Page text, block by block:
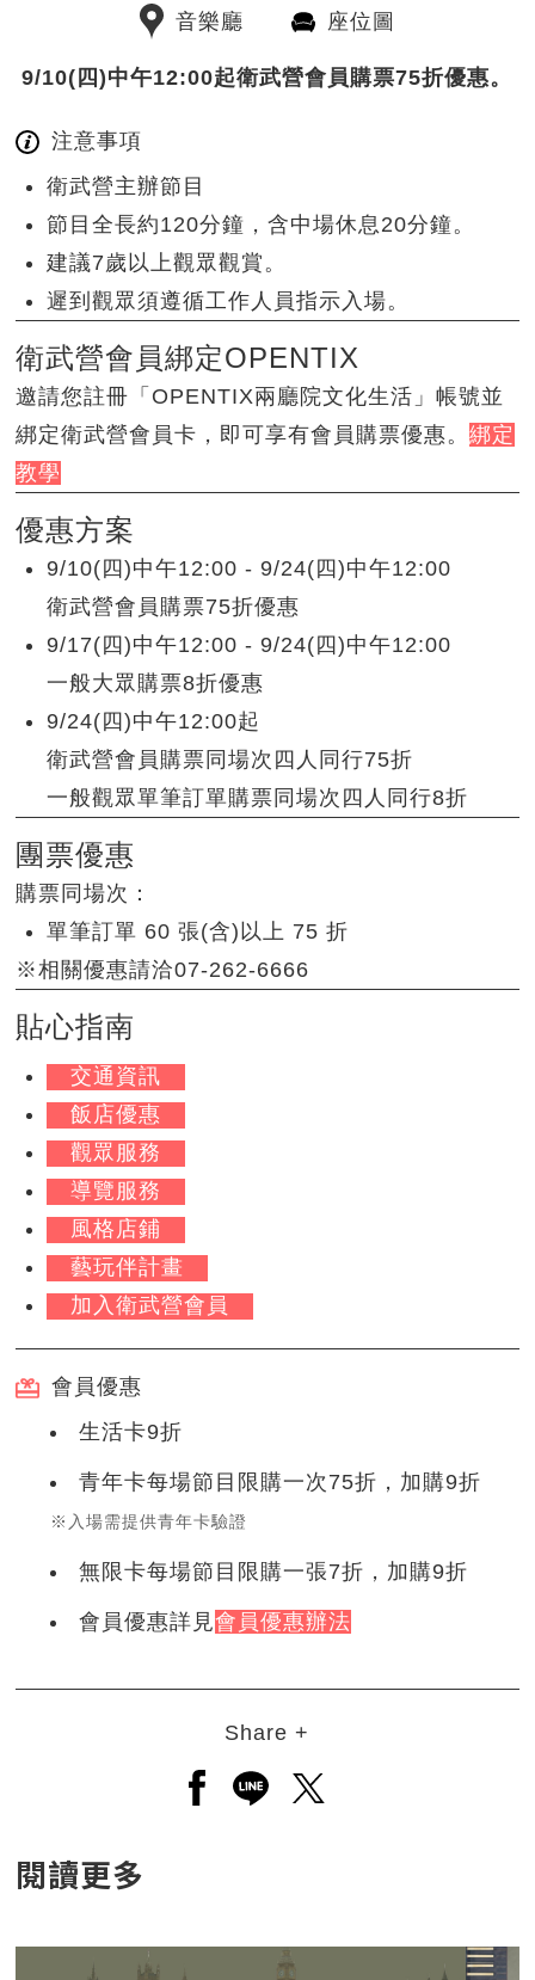
音樂廳 座位圖
9/10(四)中午12:00起衛武營會員購票75折優惠。
注意事項
衛武營主辦節目
節目全長約120分鐘，含中場休息20分鐘。
建議7歲以上觀眾觀賞。
遲到觀眾須遵循工作人員指示入場。
衛武營會員綁定OPENTIX
邀請您註冊「OPENTIX兩廳院文化生活」帳號並
綁定衛武營會員卡，即可享有會員購票優惠。綁定
教學
優惠方案
9/10(四)中午12:00 - 9/24(四)中午12:00
衛武營會員購票75折優惠
9/17(四)中午12:00 - 9/24(四)中午12:00
一般大眾購票8折優惠
9/24(四)中午12:00起
衛武營會員購票同場次四人同行75折
一般觀眾單筆訂單購票同場次四人同行8折
團票優惠
購票同場次：
單筆訂單 60 張(含)以上 75 折
※相關優惠請洽07-262-6666
貼心指南
交通資訊
飯店優惠
觀眾服務
導覽服務
風格店鋪
藝玩伴計畫
加入衛武營會員
會員優惠
生活卡9折
青年卡每場節目限購一次75折，加購9折
※入場需提供青年卡驗證
無限卡每場節目限購一張7折，加購9折
會員優惠詳見會員優惠辦法
Share +
另開新視窗分享至facebook
另開新視窗分享至line
另開新視窗分享至
閱讀更多